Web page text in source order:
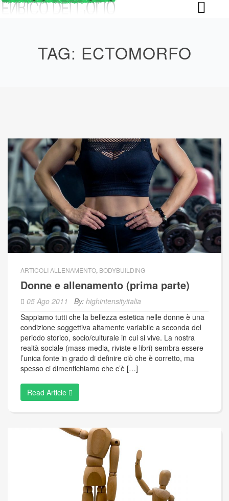
Skip
TAG: ECTOMORFO
ARTICOLI ALLENAMENTO, BODYBUILDING
Donne e allenamento (prima parte)
05 Ago 2011 By: highintensityitalia
Sappiamo tutti che la bellezza estetica nelle donne è una
condizione soggettiva altamente variabile a seconda del
periodo storico, socio/culturale in cui si vive. La nostra
realtà sociale (mass-media, riviste e libri) sembra essere
l’unica fonte in grado di definire ciò che è corretto, ma
spesso ci dimentichiamo che c’è […]
Read Article